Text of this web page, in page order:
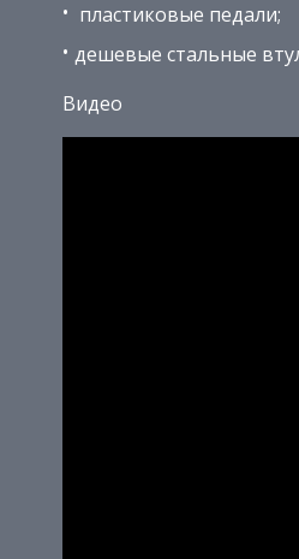
пластиковые педали;
дешевые стальные
Видео